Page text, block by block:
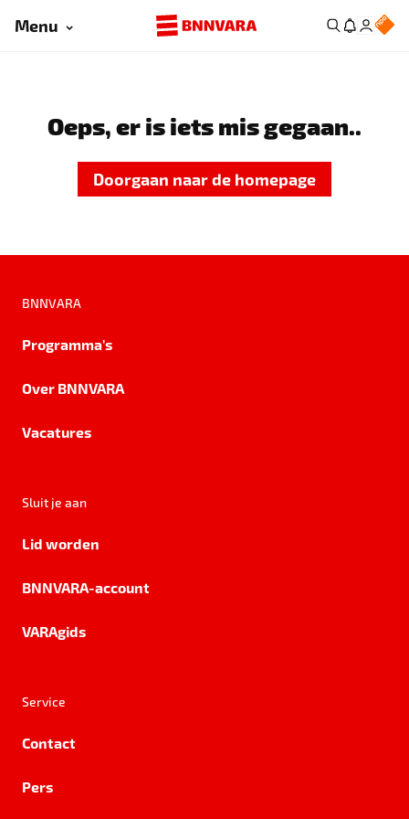
Menu
Oeps, er is iets mis gegaan..
Doorgaan naar de homepage
BNNVARA
Programma's
Over BNNVARA
Vacatures
Sluit je aan
Lid worden
BNNVARA-account
VARAgids
Service
Contact
Pers